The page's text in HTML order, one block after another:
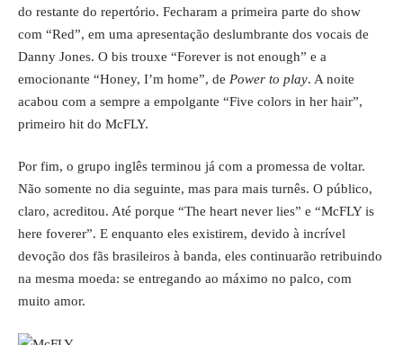
do restante do repertório. Fecharam a primeira parte do show
com “Red”, em uma apresentação deslumbrante dos vocais de
Danny Jones. O bis trouxe “Forever is not enough” e a
emocionante “Honey, I’m home”, de Power to play. A noite
acabou com a sempre a empolgante “Five colors in her hair”,
primeiro hit do McFLY.
Por fim, o grupo inglês terminou já com a promessa de voltar.
Não somente no dia seguinte, mas para mais turnês. O público,
claro, acreditou. Até porque “The heart never lies” e “McFLY is
here foverer”. E enquanto eles existirem, devido à incrível
devoção dos fãs brasileiros à banda, eles continuarão retribuindo
na mesma moeda: se entregando ao máximo no palco, com
muito amor.